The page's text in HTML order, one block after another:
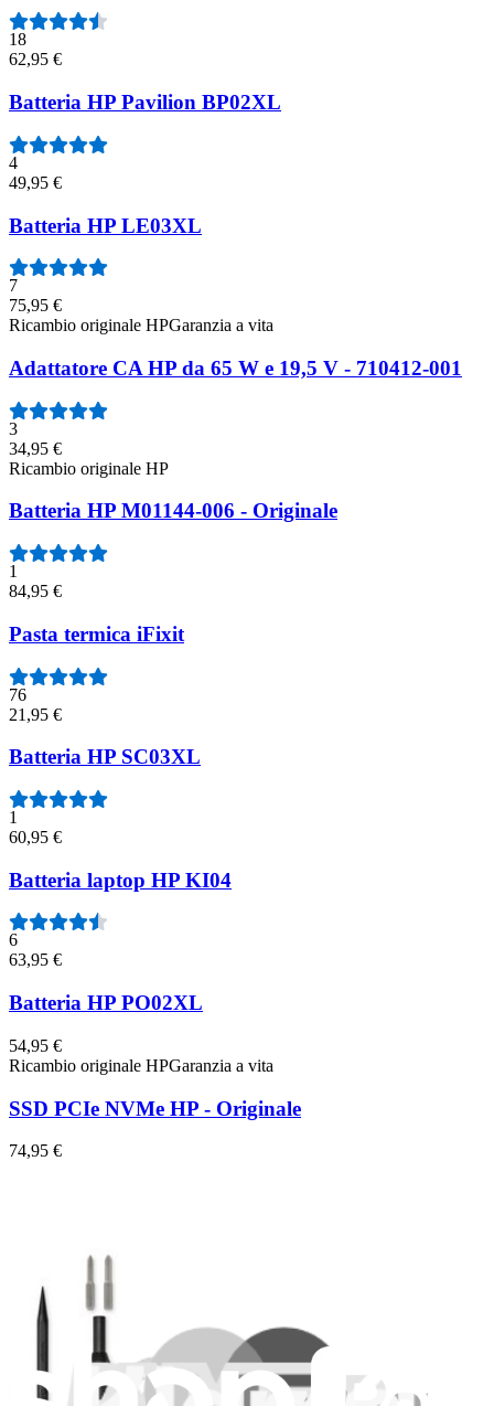
18
62,95 €
Batteria HP Pavilion BP02XL
4
49,95 €
Batteria HP LE03XL
7
75,95 €
Ricambio originale HPGaranzia a vita
Adattatore CA HP da 65 W e 19,5 V - 710412-001
3
34,95 €
Ricambio originale HP
Batteria HP M01144-006 - Originale
1
84,95 €
Pasta termica iFixit
76
21,95 €
Batteria HP SC03XL
1
60,95 €
Batteria laptop HP KI04
6
63,95 €
Batteria HP PO02XL
54,95 €
Ricambio originale HPGaranzia a vita
SSD PCIe NVMe HP - Originale
74,95 €
Batteria laptop HP MU09XL
44,95 €